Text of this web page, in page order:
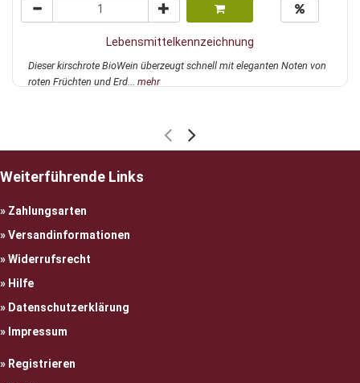
Lebensmittelkennzeichnung
Dieser kirschrote BioWein überzeugt schnell mit eleganten Noten von
roten Früchten und Erd... mehr
Weiterführende Links
Zahlungsarten
Versandinformationen
Widerrufsrecht
Hilfe
Datenschutzerklärung
Impressum
Registrieren